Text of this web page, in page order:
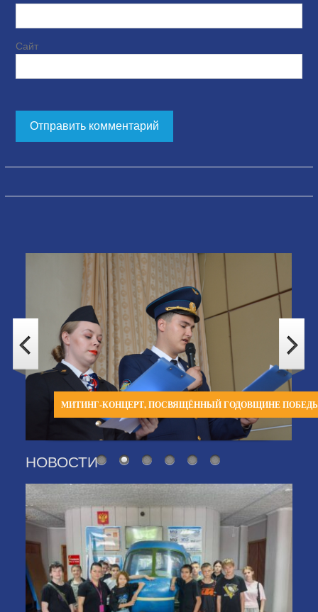
Сайт
МИТИНГ-КОНЦЕРТ, ПОСВЯЩЁННЫЙ ГОДОВЩИНЕ
НОВОСТИ